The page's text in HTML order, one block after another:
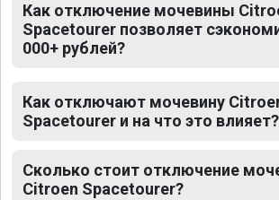
Как отключение мочевины
Spacetourer позволяет
000+ рублей?
Как отключают мочевину
Spacetourer и на что это влияет?
Сколько стоит отключение
Citroen Spacetourer?